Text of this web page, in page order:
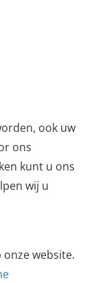
ook uw
ons
kunt u ons
wij u
website.